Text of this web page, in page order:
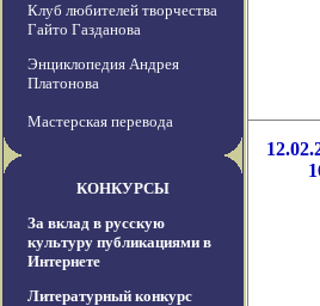
Клуб любителей творчества
Гайто Газданова
Энциклопедия Андрея
Платонова
Мастерская перевода
КОНКУРСЫ
За вклад в русскую
культуру публикациями в
Интернете
Литературный конкурс